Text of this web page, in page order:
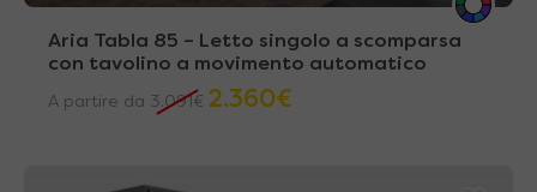
Aria Tabla 85 – Letto singolo a scomparsa
con tavolino a movimento automatico
A partire da 3.091 € 2.360€